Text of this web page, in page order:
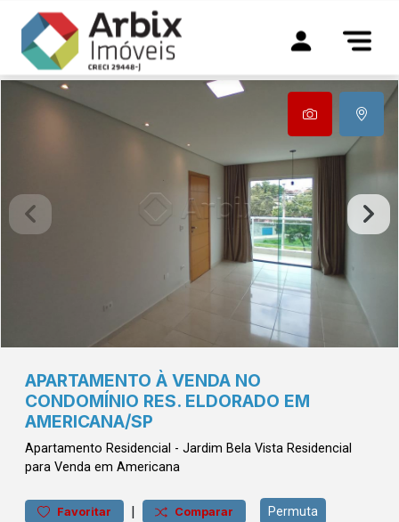
APARTAMENTO À VENDA NO
CONDOMÍNIO RES. ELDORADO EM
AMERICANA/SP
Apartamento Residencial - Jardim Bela Vista Residencial
para Venda em Americana
Favoritar | Comparar Permuta